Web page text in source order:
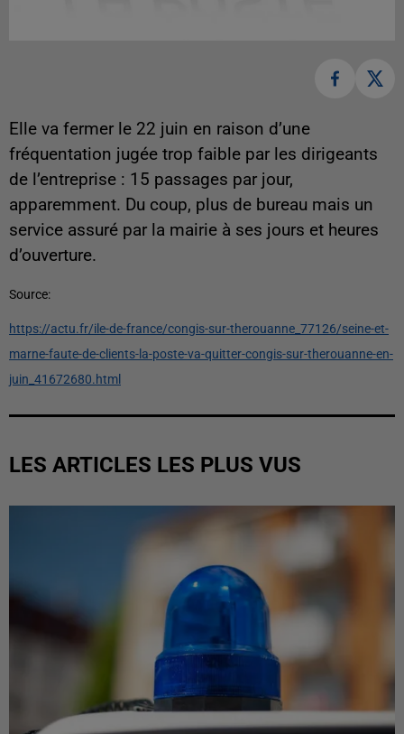
Elle va fermer le 22 juin en raison d’une
fréquentation jugée trop faible par les dirigeants
de l’entreprise : 15 passages par jour,
apparemment. Du coup, plus de bureau mais un
service assuré par la mairie à ses jours et heures
d’ouverture.
Source:
https://actu.fr/ile-de-france/congis-sur-therouanne_77126/seine-et-
marne-faute-de-clients-la-poste-va-quitter-congis-sur-therouanne-en-
juin_41672680.html
LES ARTICLES LES PLUS VUS